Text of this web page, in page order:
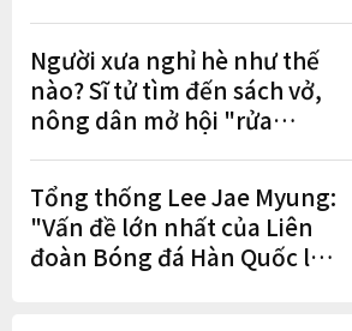
đơn đặt trước
Người xưa nghỉ hè như thế
nào? Sĩ tử tìm đến sách vở,
nông dân mở hội "rửa
Tổng thống Lee Jae Myung:
"Vấn đề lớn nhất của Liên
đoàn Bóng đá Hàn Quốc là